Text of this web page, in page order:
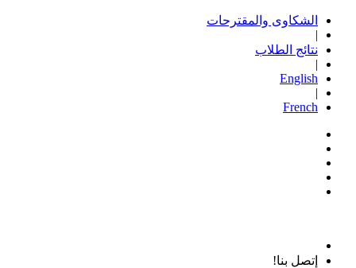
الشكاوى والمقترحات
|
نتائج الطلاب
|
English
|
French
إتصل بنا!